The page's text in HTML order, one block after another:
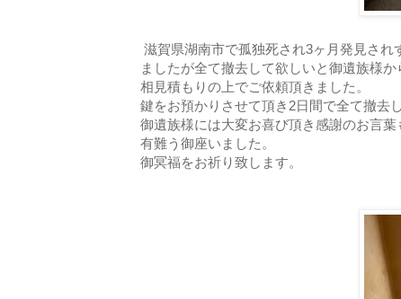
滋賀県湖南市で孤独死され3ヶ月発見さ
ましたが全て撤去して欲しいと御遺族様か
相見積もりの上でご依頼頂きました。
鍵をお預かりさせて頂き2日間で全て撤去
御遺族様には大変お喜び頂き感謝のお言葉
有難う御座いました。
御冥福をお祈り致します。